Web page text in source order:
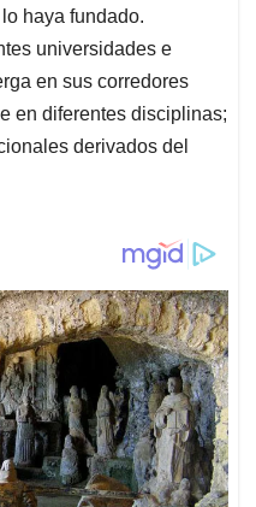
haya fundado.
universidades e
en sus corredores
en diferentes disciplinas;
derivados del